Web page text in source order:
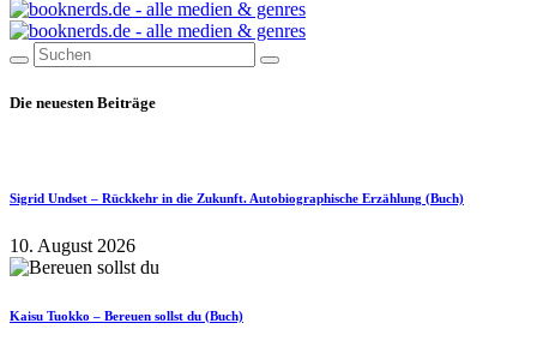
Die neuesten Beiträge
Sigrid Undset – Rückkehr in die Zukunft. Autobiographische Erzählung (Buch)
10. August 2026
Kaisu Tuokko – Bereuen sollst du (Buch)